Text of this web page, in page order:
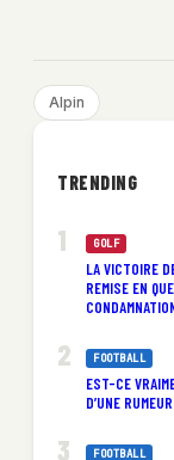
Alpin
TRENDING
GOLF
LA VICTOIRE
REMISE EN
FOOTBALL
EST-CE
D’UNE
FOOTBALL